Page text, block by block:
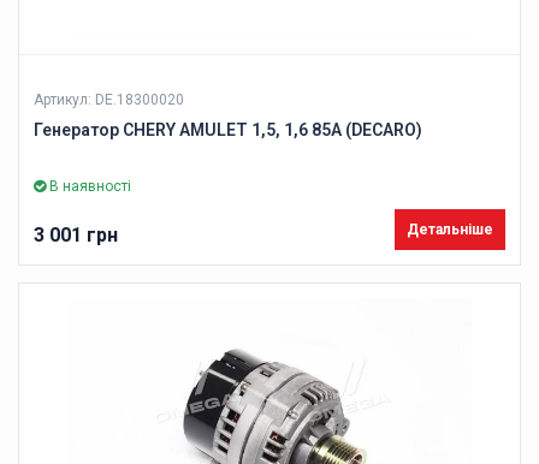
Артикул: DE.18300020
Генератор CHERY AMULET 1,5, 1,6 85A (DECARO)
В наявності
3 001 грн Детальніше